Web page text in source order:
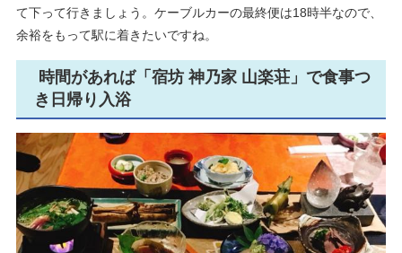
て下って行きましょう。ケーブルカーの最終便は18時半なので、
余裕をもって駅に着きたいですね。
時間があれば「宿坊 神乃家 山楽荘」で食事つ
き日帰り入浴